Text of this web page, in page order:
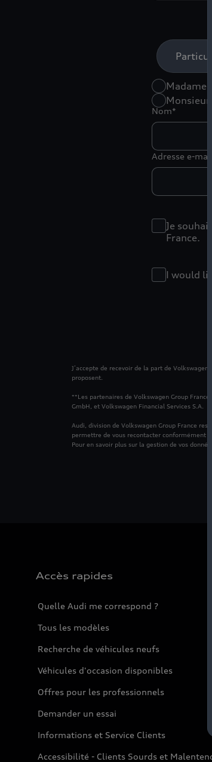
Madame
Monsieur
Nom*
Adresse e-mail*
Je
France.
I would
J’accepte de recevoir de la part de
proposent.
**Les partenaires de Volkswagen Group
GmbH, et Volkswagen Financial Services S.A.
Audi, division de Volkswagen Group France
permettre de vous recontacter conformément
Pour en savoir plus sur la gestion de vos
Accès rapides
Quelle Audi me correspond ?
Tous les modèles
Recherche de véhicules neufs
Véhicules d'occasion disponibles
Offres pour les professionnels
Demander un essai
Informations et Service Clients
Accessibilité - Clients Sourds et